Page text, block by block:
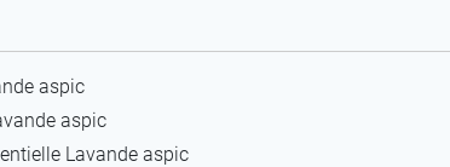
aspic
aspic
Lavande aspic